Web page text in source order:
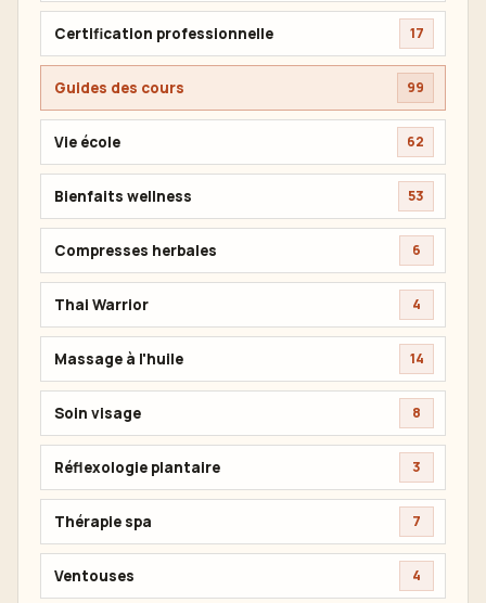
Certification professionnelle 17
Guides des cours 99
Vie école 62
Bienfaits wellness 53
Compresses herbales 6
Thai Warrior 4
Massage à l'huile 14
Soin visage 8
Réflexologie plantaire 3
Thérapie spa 7
Ventouses 4